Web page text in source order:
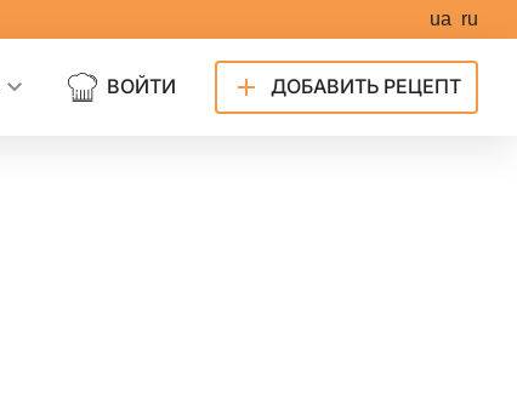
ua ru
ВОЙТИ ДОБАВИТЬ РЕЦЕПТ